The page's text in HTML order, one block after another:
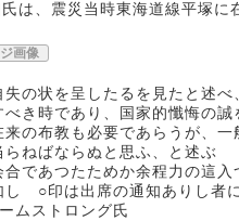
は、震災当時東海道線平塚に
画像
失の状を呈したるを見たと述
き時であり、国家的懺悔の
の布教も必要であらうが、
ねばならぬと思ふ、と述ぶ
であつたためか余程力の這入
○印は出席の通知ありし者
ストロング氏